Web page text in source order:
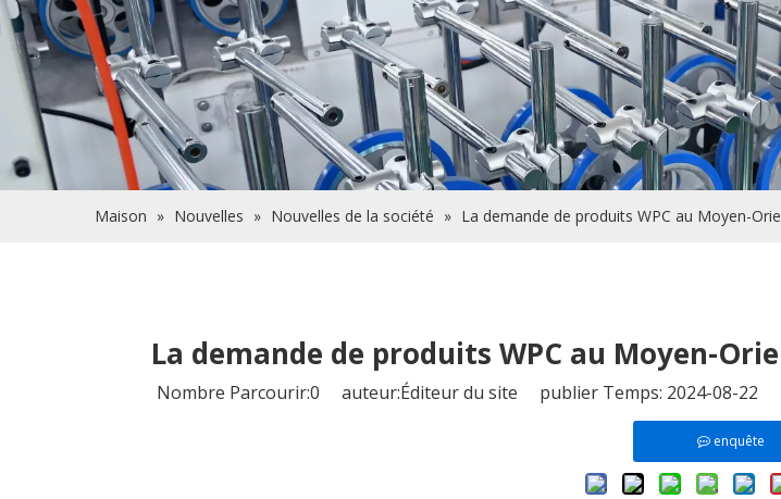
Maison » Nouvelles » Nouvelles de la société » La demande de produits WPC au Moyen-
La demande de produits WPC au Moyen-
Nombre Parcourir:0 auteur:Éditeur du site publier Temps: 2024-08-22
enquête